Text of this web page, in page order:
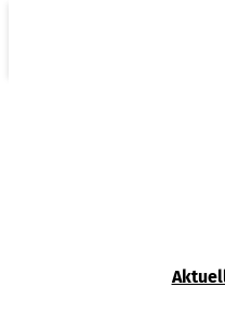
begeistert!